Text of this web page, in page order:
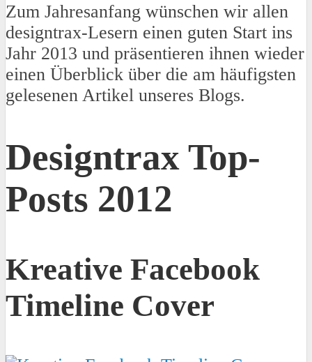
Zum Jahresanfang wünschen wir allen
designtrax-Lesern einen guten Start ins
Jahr 2013 und präsentieren ihnen wieder
einen Überblick über die am häufigsten
gelesenen Artikel unseres Blogs.
Designtrax Top-
Posts 2012
Kreative Facebook
Timeline Cover